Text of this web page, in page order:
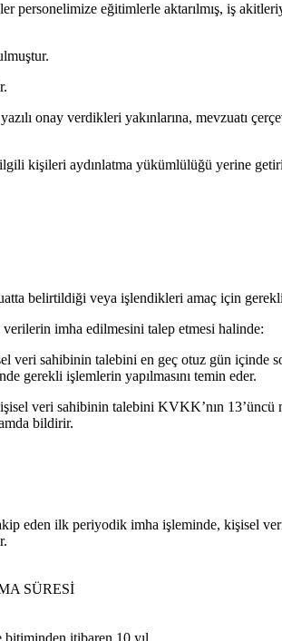
personelimize eğitimlerle aktarılmış, iş
onay verdikleri yakınlarına, mevzuatı
kişileri aydınlatma yükümlülüğü yerine
belirtildiği veya işlendikleri amaç için
imha edilmesini talep etmesi halinde:
veri sahibinin talebini en geç otuz gün
gerekli işlemlerin yapılmasını temin eder.
veri sahibinin talebini KVKK’nın
bildirir.
eden ilk periyodik imha işleminde, kişisel
SÜRESİ